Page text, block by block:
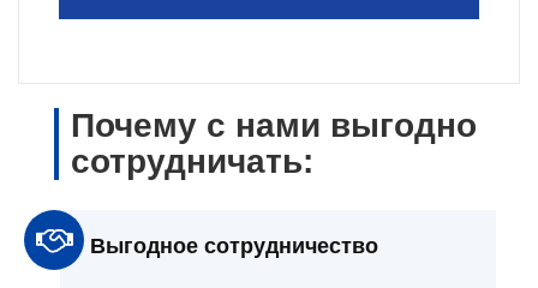
Почему с нами выгодно
сотрудничать:
Выгодное сотрудничество